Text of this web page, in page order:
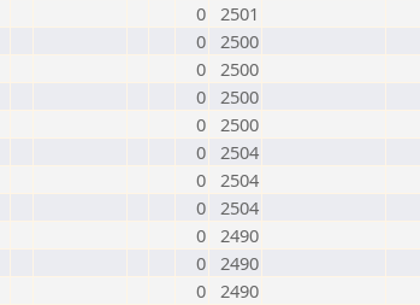
0 2501
0 2500
0 2500
0 2500
0 2500
0 2504
0 2504
0 2504
0 2490
0 2490
0 2490